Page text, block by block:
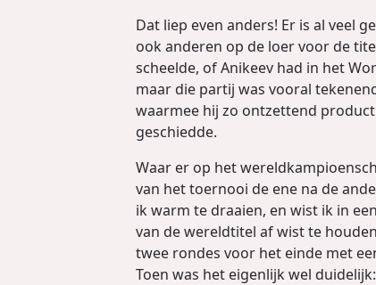
Dat liep even anders! Er is al veel
ook anderen op de loer voor de
scheelde, of Anikeev had in het
maar die partij was vooral
waarmee hij zo ontzettend
geschiedde.
Waar er op het
van het toernooi de ene na de
ik warm te draaien, en wist ik in
van de wereldtitel af wist te
twee rondes voor het einde met
Toen was het eigenlijk wel